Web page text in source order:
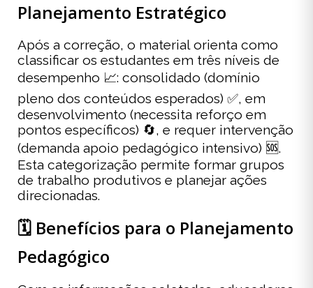
Planejamento Estratégico
Após a correção, o material orienta como
classificar os estudantes em três níveis de
desempenho 📈: consolidado (domínio
pleno dos conteúdos esperados) ✅, em
desenvolvimento (necessita reforço em
pontos específicos) 🔄, e requer intervenção
(demanda apoio pedagógico intensivo) 🆘.
Esta categorização permite formar grupos
de trabalho produtivos e planejar ações
direcionadas.
🗓️ Benefícios para o Planejamento
Pedagógico